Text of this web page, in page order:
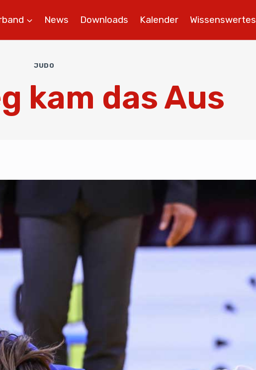
News Downloads Kalender Wissenswertes
JUDO
kam das Aus